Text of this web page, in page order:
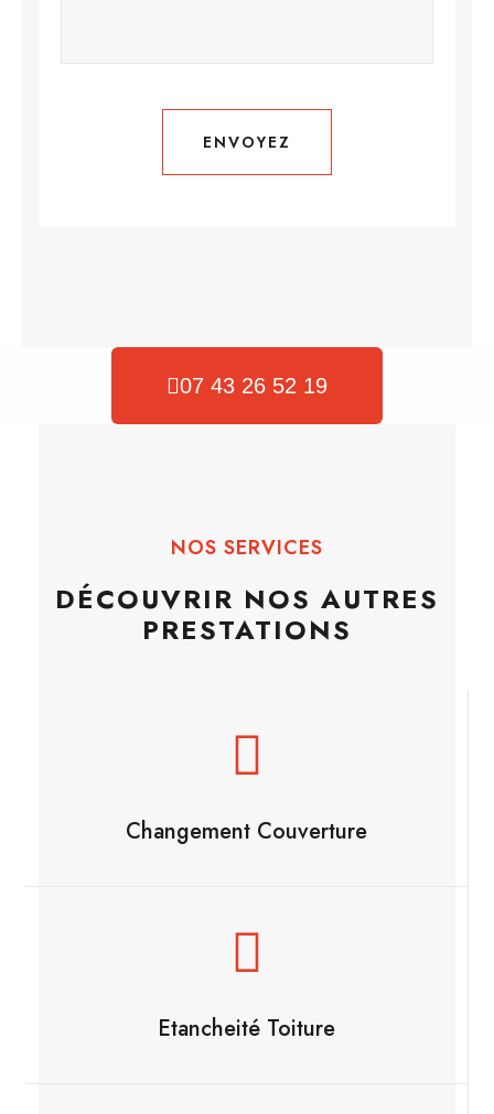
ENVOYEZ
ENVOYEZ
07 43 26 52 19
NOS SERVICES
DÉCOUVRIR NOS AUTRES
PRESTATIONS
Changement Couverture
Etancheité Toiture